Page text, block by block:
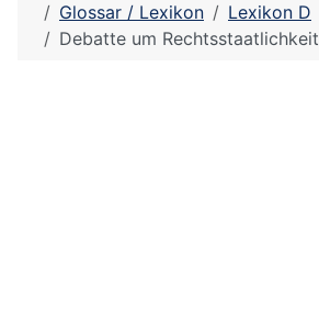
Glossar / Lexikon
Lexikon D
Debatte um Rechtsstaatlichkeit